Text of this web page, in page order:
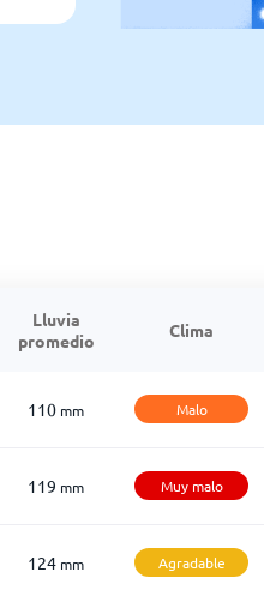
Lluvia
promedio
Clima
110 mm Malo
119 mm Muy malo
124 mm Agradable